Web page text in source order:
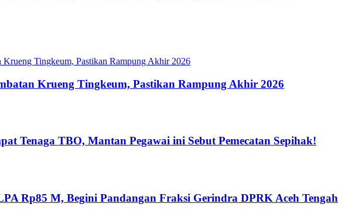
Krueng Tingkeum, Pastikan Rampung Akhir 2026
Tenaga TBO, Mantan Pegawai ini Sebut Pemecatan Sepihak!
Rp85 M, Begini Pandangan Fraksi Gerindra DPRK Aceh Tengah